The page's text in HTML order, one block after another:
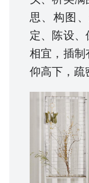
思、构图
定、陈设
相宜，插
仰高下，疏